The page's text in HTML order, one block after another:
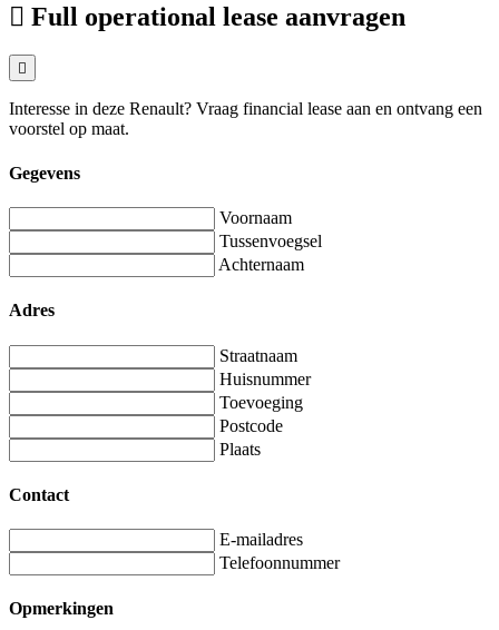
Full operational lease aanvragen
Interesse in deze Renault? Vraag financial lease aan en ontvang een
voorstel op maat.
Gegevens
Voornaam
Tussenvoegsel
Achternaam
Adres
Straatnaam
Huisnummer
Toevoeging
Postcode
Plaats
Contact
E-mailadres
Telefoonnummer
Opmerkingen